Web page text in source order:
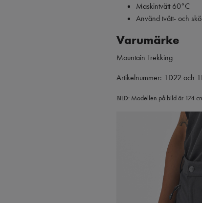
Maskintvätt 60°C
Använd tvätt- och
Varumärke
Mountain Trekking
Artikelnummer: 1D22 och
BILD: Modellen på bild är 174